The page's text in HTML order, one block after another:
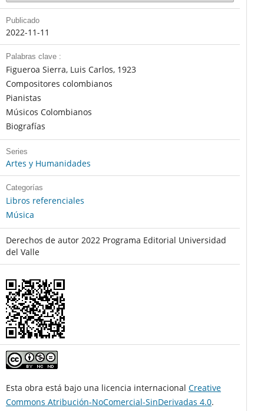
Publicado
2022-11-11
Palabras clave :
Figueroa Sierra, Luis Carlos, 1923
Compositores colombianos
Pianistas
Músicos Colombianos
Biografías
Series
Artes y Humanidades
Categorías
Libros referenciales
Música
Derechos de autor 2022 Programa Editorial Universidad
del Valle
Esta obra está bajo una licencia internacional Creative
Commons Atribución-NoComercial-SinDerivadas 4.0.